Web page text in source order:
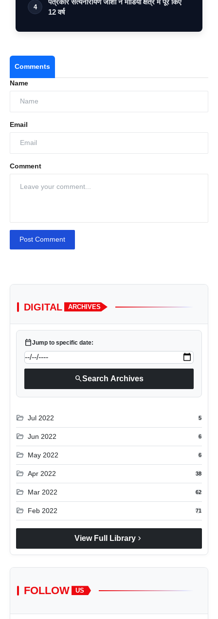
4
12 वर्ष
Comments
Name
Email
Comment
Post Comment
DIGITAL ARCHIVES
calendar_todayJump to specific date:
searchSearch Archives
folder_open Jul 2022 5
folder_open Jun 2022 6
folder_open May 2022 6
folder_open Apr 2022 38
folder_open Mar 2022 62
folder_open Feb 2022 71
View Full Library chevron_right
FOLLOW US